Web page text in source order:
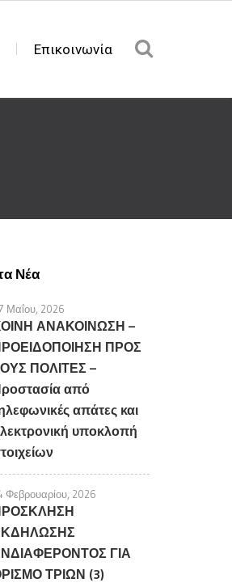
Επικοινωνία
Νέα
Μαΐου, 2026
ΑΝΑΚΟΙΝΩΣΗ –
ΠΡΟΣ
ΠΟΛΙΤΕΣ –
από
απάτες και
υποκλοπή
Φεβρουαρίου, 2026
ΓΙΑ
ΤΡΙΩΝ (3)